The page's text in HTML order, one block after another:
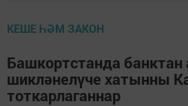
КЕШЕ ҺӘМ ЗАКОН
Башкортстанда банктан
шикләнелүче хатынны
тоткарлаганнар